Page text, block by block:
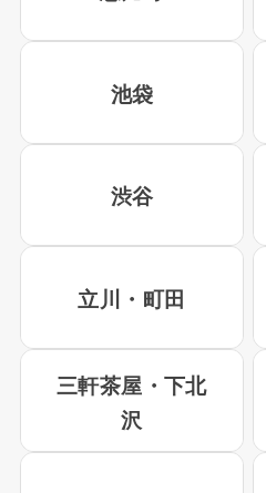
池袋
渋谷
立川・町田
三軒茶屋・下北
沢